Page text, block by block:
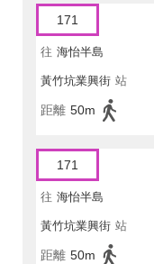
171
往 海怡半島
黃竹坑業興街 站
距離 50m
171
往 海怡半島
黃竹坑業興街 站
距離 50m